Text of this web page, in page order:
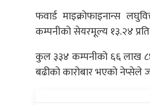
फवार्ड माइक्रोफाइनान्स
कम्पनीको सेयरमूल्य १३.२४
कुल ३३४ कम्पनीको ६६ लाख
बढीको कारोबार भएको नेप्सेले